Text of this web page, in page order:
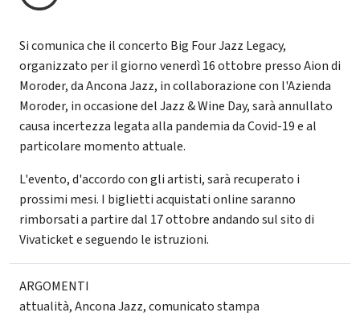
Si comunica che il concerto Big Four Jazz Legacy,
organizzato per il giorno venerdì 16 ottobre presso Aion di
Moroder, da Ancona Jazz, in collaborazione con l'Azienda
Moroder, in occasione del Jazz & Wine Day, sarà annullato
causa incertezza legata alla pandemia da Covid-19 e al
particolare momento attuale.
L'evento, d'accordo con gli artisti, sarà recuperato i
prossimi mesi. I biglietti acquistati online saranno
rimborsati a partire dal 17 ottobre andando sul sito di
Vivaticket e seguendo le istruzioni.
ARGOMENTI
attualità,Ancona Jazz,comunicato stampa